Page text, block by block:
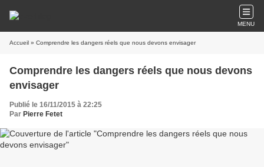
MENU
Accueil » Comprendre les dangers réels que nous devons envisager
Comprendre les dangers réels que nous devons
envisager
Publié le 16/11/2015 à 22:25
Par Pierre Fetet